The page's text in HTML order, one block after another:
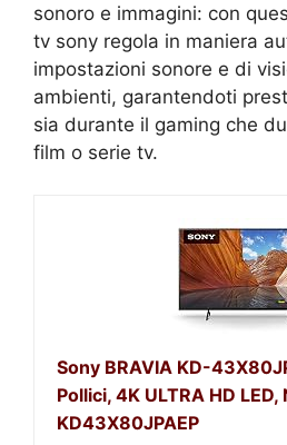
sonoro e immagini: con
tv sony regola in maniera
impostazioni sonore e di
ambienti, garantendoti
sia durante il gaming che
film o serie tv.
Sony BRAVIA KD-
Pollici, 4K ULTRA HD LED,
KD43X80JPAEP